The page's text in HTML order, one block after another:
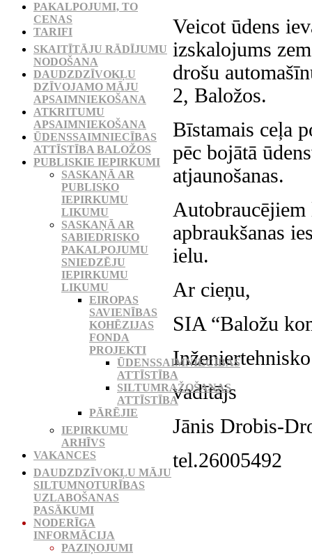
Veicot ūdens
izskalojums
drošu
2, Baložos.
Bīstamais ceļa
pēc bojātā
atjaunošanas.
apbraukšanas
ielu.
Ar cieņu,
SIA “Baložu
vadītājs
Jānis Drobis-
tel.26005492
PAKALPOJUMI, TO
CENAS
TARIFI
SKAITĪTĀJU RĀDĪJUMU
NODOŠANA
DAUDZDZĪVOKĻU
DZĪVOJAMO MĀJU
APSAIMNIEKOŠANA
ATKRITUMU
APSAIMNIEKOŠANA
ŪDENSSAIMNIECĪBAS
ATTĪSTĪBA BALOŽOS
PUBLISKIE IEPIRKUMI
SASKAŅĀ AR
PUBLISKO
IEPIRKUMU
LIKUMU
SASKAŅĀ AR
SABIEDRISKO
PAKALPOJUMU
SNIEDZĒJU
IEPIRKUMU
LIKUMU
EIROPAS
SAVIENĪBAS
KOHĒZIJAS
FONDA
PROJEKTI
ŪDENSSAIMNIECĪBAS
ATTĪSTĪBA
SILTUMRAŽOŠANAS
ATTĪSTĪBA
PĀRĒJIE
IEPIRKUMU
ARHĪVS
VAKANCES
DAUDZDZĪVOKĻU MĀJU
SILTUMNOTURĪBAS
UZLABOŠANAS
PASĀKUMI
NODERĪGA
INFORMĀCIJA
PAZIŅOJUMI